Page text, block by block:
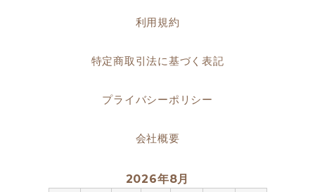
利用規約
特定商取引法に基づく表記
プライバシーポリシー
会社概要
2026年8月